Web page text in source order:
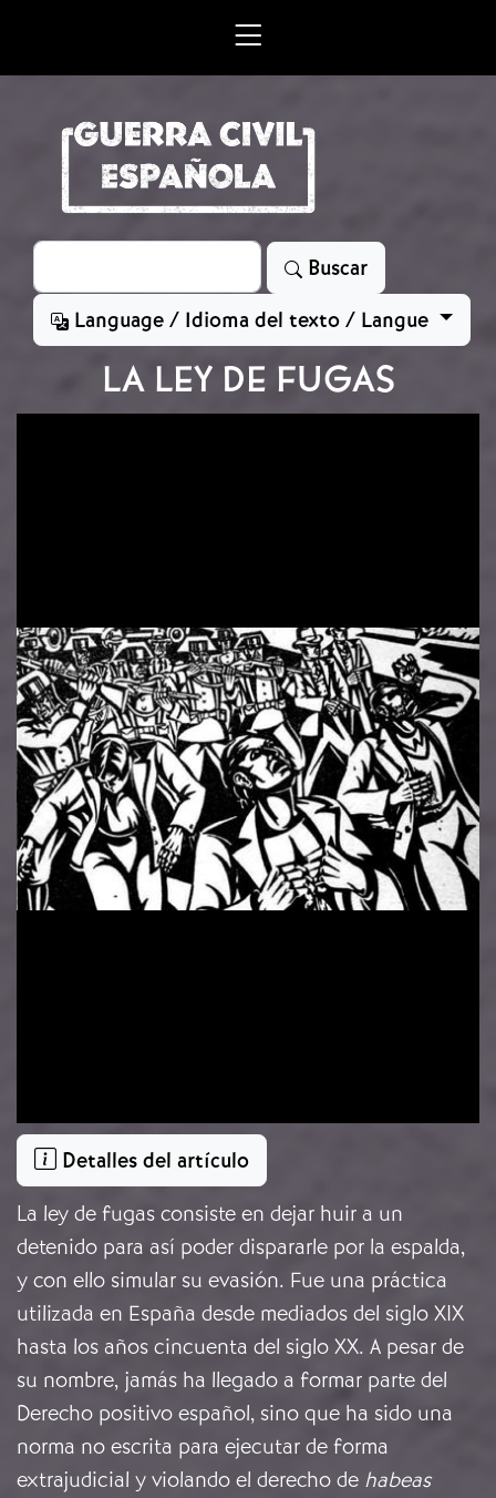
Search
Buscar
Language / Idioma del texto / Langue
LA LEY DE FUGAS
Detalles del artículo
La ley de fugas consiste en dejar huir a un
detenido para así poder dispararle por la espalda,
y con ello simular su evasión. Fue una práctica
utilizada en España desde mediados del siglo XIX
hasta los años cincuenta del siglo XX. A pesar de
su nombre, jamás ha llegado a formar parte del
Derecho positivo español, sino que ha sido una
norma no escrita para ejecutar de forma
extrajudicial y violando el derecho de habeas